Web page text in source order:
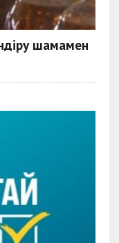
шамамен